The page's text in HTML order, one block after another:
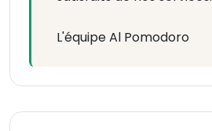
L'équipe Al Pomodoro